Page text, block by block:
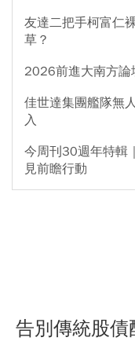
友達二把手柯富仁
草？
2026前進大南方論
佳世達集團艦隊無
入
今周刊30週年特輯
見前瞻行動
告別傳統股